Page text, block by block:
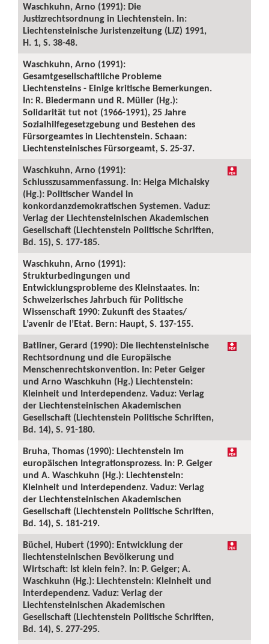
Waschkuhn, Arno (1991): Die
Justizrechtsordnung in Liechtenstein. In:
Liechtensteinische Juristenzeitung (LJZ) 1991,
H. 1, S. 38-48.
Waschkuhn, Arno (1991):
Gesamtgesellschaftliche Probleme
Liechtensteins - Einige kritische Bemerkungen.
In: R. Biedermann und R. Müller (Hg.):
Solidarität tut not (1966-1991), 25 Jahre
Sozialhilfegesetzgebung und Bestehen des
Fürsorgeamtes in Liechtenstein. Schaan:
Liechtensteinisches Fürsorgeamt, S. 25-37.
Waschkuhn, Arno (1991):
Schlusszusammenfassung. In: Helga Michalsky
(Hg.): Politischer Wandel in
konkordanzdemokratischen Systemen. Vaduz:
Verlag der Liechtensteinischen Akademischen
Gesellschaft (Liechtenstein Politische Schriften,
Bd. 15), S. 177-185.
Waschkuhn, Arno (1991):
Strukturbedingungen und
Entwicklungsprobleme des Kleinstaates. In:
Schweizerisches Jahrbuch für Politische
Wissenschaft 1990: Zukunft des Staates/
L’avenir de l’Etat. Bern: Haupt, S. 137-155.
Batliner, Gerard (1990): Die liechtensteinische
Rechtsordnung und die Europäische
Menschenrechtskonvention. In: Peter Geiger
und Arno Waschkuhn (Hg.) Liechtenstein:
Kleinheit und Interdependenz. Vaduz: Verlag
der Liechtensteinischen Akademischen
Gesellschaft (Liechtenstein Politische Schriften,
Bd. 14), S. 91-180.
Bruha, Thomas (1990): Liechtenstein im
europäischen Integrationsprozess. In: P. Geiger
und A. Waschkuhn (Hg.): Liechtenstein:
Kleinheit und Interdependenz. Vaduz: Verlag
der Liechtensteinischen Akademischen
Gesellschaft (Liechtenstein Politische Schriften,
Bd. 14), S. 181-219.
Büchel, Hubert (1990): Entwicklung der
liechtensteinischen Bevölkerung und
Wirtschaft: Ist klein fein?. In: P. Geiger; A.
Waschkuhn (Hg.): Liechtenstein: Kleinheit und
Interdependenz. Vaduz: Verlag der
Liechtensteinischen Akademischen
Gesellschaft (Liechtenstein Politische Schriften,
Bd. 14), S. 277-295.